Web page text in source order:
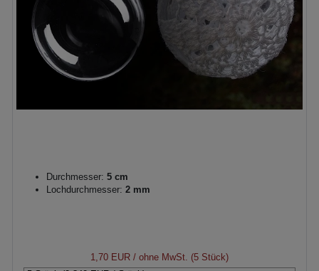
Durchmesser: 5 cm
Lochdurchmesser: 2 mm
1,70 EUR / ohne MwSt. (5 Stück)